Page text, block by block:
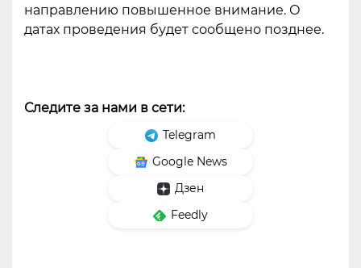
направлению повышенное внимание. О
датах проведения будет сообщено позднее.
Следите за нами в сети:
Telegram
Google News
Дзен
Feedly